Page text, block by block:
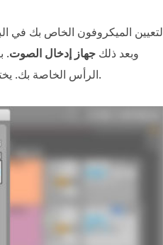
لتعيين الميكروفون الخاص بك في
وبعد ذلك جهاز إدخال الصوت.
الرأس الخاصة بك.إذا كانت سماعات الرأس متصلة بجهاز الكمبيوتر المكتبي الخاص بك.